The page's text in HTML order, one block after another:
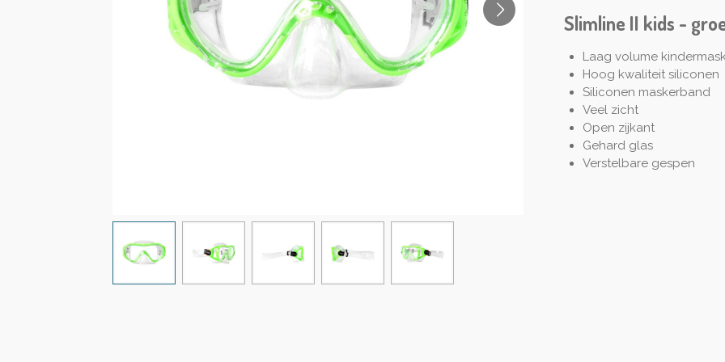
Slimline II kids -
Laag volume
Hoog kwaliteit siliconen
Siliconen maskerband
Veel zicht
Open zijkant
Gehard glas
Verstelbare gespen